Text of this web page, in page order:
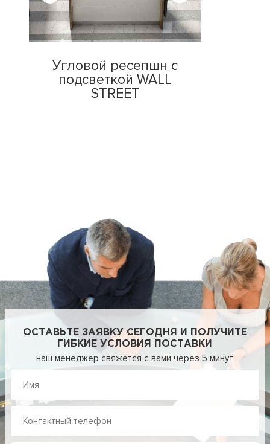
Угловой ресепшн с
подсветкой WALL
STREET
ОСТАВЬТЕ ЗАЯВКУ СЕГОДНЯ И ПОЛУЧИТЕ
ГИБКИЕ УСЛОВИЯ ПОСТАВКИ
наш менеджер свяжется с вами через 5 минут